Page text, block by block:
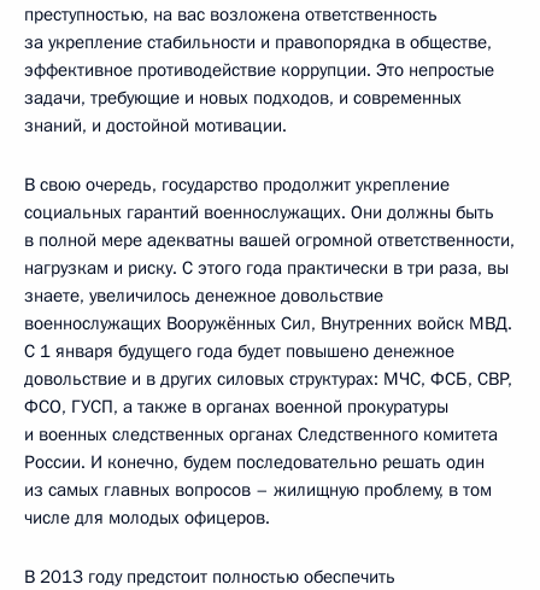
преступностью, на вас возложена ответственность
за укрепление стабильности и правопорядка в обществе,
эффективное противодействие коррупции. Это непростые
задачи, требующие и новых подходов, и современных
знаний, и достойной мотивации.
В свою очередь, государство продолжит укрепление
социальных гарантий военнослужащих. Они должны быть
в полной мере адекватны вашей огромной ответственности,
нагрузкам и риску. С этого года практически в три раза, вы
знаете, увеличилось денежное довольствие
военнослужащих Вооружённых Сил, Внутренних войск МВД.
С 1 января будущего года будет повышено денежное
довольствие и в других силовых структурах: МЧС, ФСБ, СВР,
ФСО, ГУСП, а также в органах военной прокуратуры
и военных следственных органах Следственного комитета
России. И конечно, будем последовательно решать один
из самых главных вопросов – жилищную проблему, в том
числе для молодых офицеров.
В 2013 году предстоит полностью обеспечить